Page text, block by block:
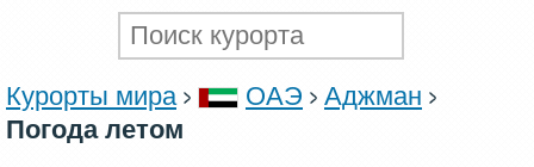
Курорты мира ОАЭ
Аджман
Погода летом